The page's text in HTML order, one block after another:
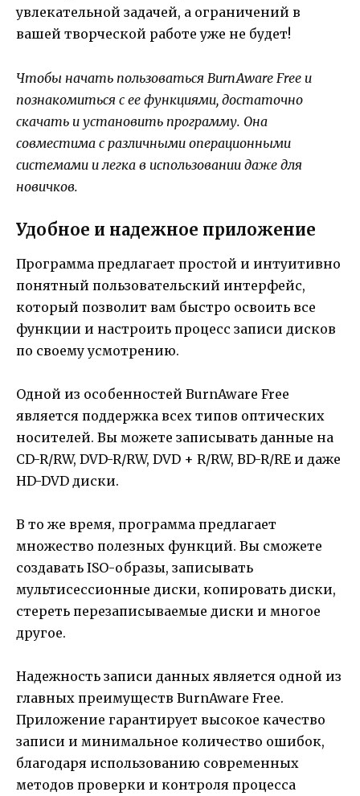
увлекательной задачей, а ограничений в
вашей творческой работе уже не будет!
Чтобы начать пользоваться BurnAware Free и
познакомиться с ее функциями, достаточно
скачать и установить программу. Она
совместима с различными операционными
системами и легка в использовании даже для
новичков.
Удобное и надежное приложение
Программа предлагает простой и интуитивно
понятный пользовательский интерфейс,
который позволит вам быстро освоить все
функции и настроить процесс записи дисков
по своему усмотрению.
Одной из особенностей BurnAware Free
является поддержка всех типов оптических
носителей. Вы можете записывать данные на
CD-R/RW, DVD-R/RW, DVD + R/RW, BD-R/RE и даже
HD-DVD диски.
В то же время, программа предлагает
множество полезных функций. Вы сможете
создавать ISO-образы, записывать
мультисессионные диски, копировать диски,
стереть перезаписываемые диски и многое
другое.
Надежность записи данных является одной из
главных преимуществ BurnAware Free.
Приложение гарантирует высокое качество
записи и минимальное количество ошибок,
благодаря использованию современных
методов проверки и контроля процесса